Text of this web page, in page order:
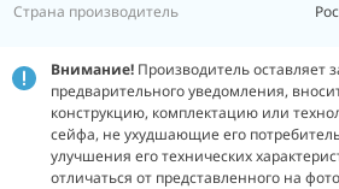
Страна производитель
Внимание! Производитель оставляет
предварительного уведомления,
конструкцию, комплектацию или
сейфа, не ухудшающие его
улучшения его технических
отличаться от представленного на